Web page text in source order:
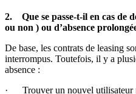
2. Que se passe-t-il en cas de
ou non ) ou d’absence
De base, les contrats de leasing
interrompus. Toutefois, il y a
absence :
· Trouver un nouvel utilisateur